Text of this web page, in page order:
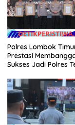
Polres Lombok
Prestasi
Sukses Jadi Polres
NTB